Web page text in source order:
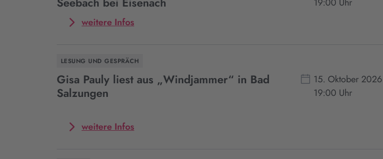
„Windjammer“
weitere InfosMehr
Pauly
liest
bei
LESUNG UND GESPRÄCH
Gisa Pauly liest aus „Windjammer“ in Bad
Salzungen
15. Oktober 2026
19:00 Uhr
weitere InfosMehr